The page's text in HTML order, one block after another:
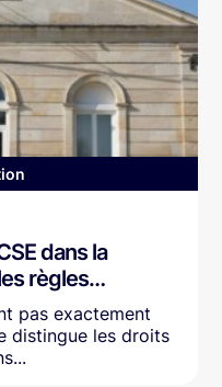
dans la
règles…
pas exactement
distingue les droits